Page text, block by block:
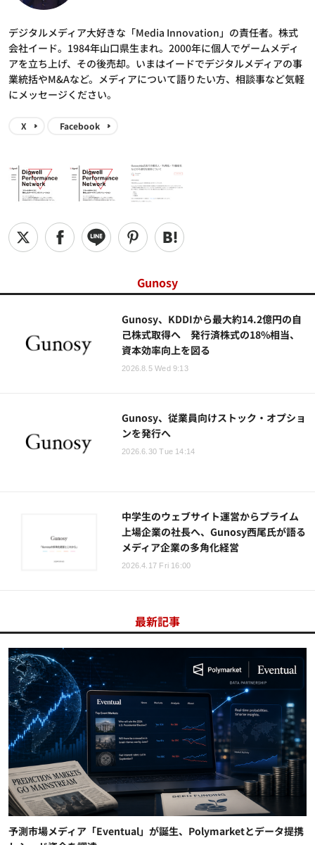
デジタルメディア大好きな「Media Innovation」の責任者。株式
会社イード。1984年山口県生まれ。2000年に個人でゲームメディ
アを立ち上げ、その後売却。いまはイードでデジタルメディアの事
業統括やM&Aなど。メディアについて語りたい方、相談事など気軽
にメッセージください。
X Facebook
Gunosy
Gunosy、KDDIから最大約14.2億円の自
己株式取得へ 発行済株式の18%相当、
資本効率向上を図る
2026.8.5 Wed 9:13
Gunosy、従業員向けストック・オプショ
ンを発行へ
2026.6.30 Tue 14:14
中学生のウェブサイト運営からプライム
上場企業の社長へ、Gunosy西尾氏が語る
メディア企業の多角化経営
2026.4.17 Fri 16:00
最新記事
予測市場メディア「Eventual」が誕生、Polymarketとデータ提携